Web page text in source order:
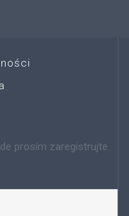
prosím zaregistrujte